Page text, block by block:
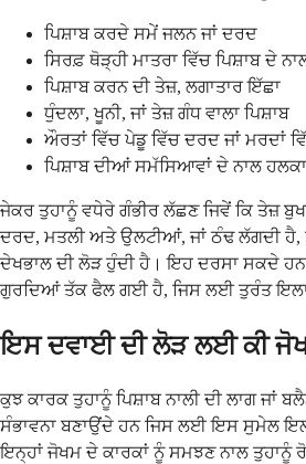
ਪਿਸ਼ਾਬ ਕਰਦੇ ਸਮੇਂ ਜਲਨ ਜਾਂ ਦਰਦ
ਸਿਰਫ਼ ਥੋੜ੍ਹੀ ਮਾਤਰਾ ਵਿੱਚ ਪਿਸ਼ਾਬ ਦੇ
ਪਿਸ਼ਾਬ ਕਰਨ ਦੀ ਤੇਜ਼, ਲਗਾਤਾਰ ਇੱਛਾ
ਧੁੰਦਲਾ, ਖੂਨੀ, ਜਾਂ ਤੇਜ਼ ਗੰਧ ਵਾਲਾ ਪਿਸ਼ਾਬ
ਔਰਤਾਂ ਵਿੱਚ ਪੇਡੂ ਵਿੱਚ ਦਰਦ ਜਾਂ ਮਰਦਾਂ
ਪਿਸ਼ਾਬ ਦੀਆਂ ਸਮੱਸਿਆਵਾਂ ਦੇ ਨਾਲ
ਜੇਕਰ ਤੁਹਾਨੂੰ ਵਧੇਰੇ ਗੰਭੀਰ ਲੱਛਣ ਜਿਵੇਂ ਕਿ ਤੇਜ਼
ਦਰਦ, ਮਤਲੀ ਅਤੇ ਉਲਟੀਆਂ, ਜਾਂ ਠੰਢ ਲੱਗਦੀ ਹੈ,
ਦੇਖਭਾਲ ਦੀ ਲੋੜ ਹੁੰਦੀ ਹੈ। ਇਹ ਦਰਸਾ ਸਕਦੇ
ਗੁਰਦਿਆਂ ਤੱਕ ਫੈਲ ਗਈ ਹੈ, ਜਿਸ ਲਈ ਤੁਰੰਤ
ਇਸ ਦਵਾਈ ਦੀ ਲੋੜ ਲਈ ਕੀ
ਕੁਝ ਕਾਰਕ ਤੁਹਾਨੂੰ ਪਿਸ਼ਾਬ ਨਾਲੀ ਦੀ ਲਾਗ ਜਾਂ
ਸੰਭਾਵਨਾ ਬਣਾਉਂਦੇ ਹਨ ਜਿਸ ਲਈ ਇਸ ਸੁਮੇਲ
ਇਨ੍ਹਾਂ ਜੋਖਮ ਦੇ ਕਾਰਕਾਂ ਨੂੰ ਸਮਝਣ ਨਾਲ ਤੁਹਾਨੂੰ